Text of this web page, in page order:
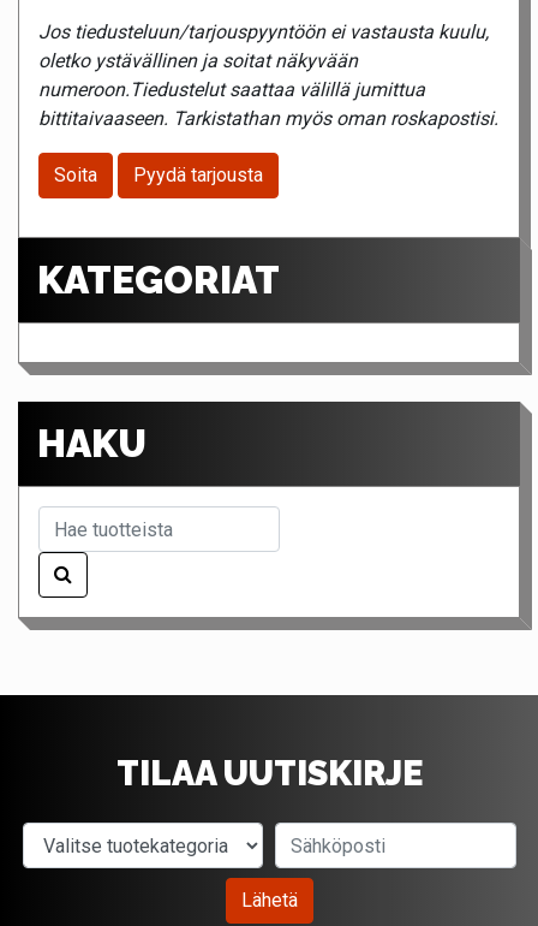
Jos tiedusteluun/tarjouspyyntöön ei vastausta kuulu,
oletko ystävällinen ja soitat näkyvään
numeroon.Tiedustelut saattaa välillä jumittua
bittitaivaaseen. Tarkistathan myös oman roskapostisi.
Soita Pyydä tarjousta
KATEGORIAT
HAKU
TILAA UUTISKIRJE
Valitse tuotekategoria
Lähetä